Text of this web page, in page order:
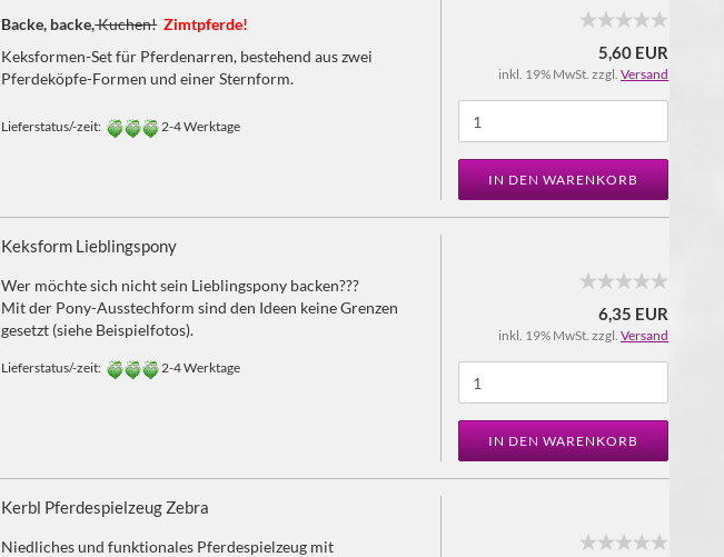
Backe, backe,Kuchen! Zimtpferde!
Keksformen-Set für Pferdenarren, bestehend aus zwei
Pferdeköpfe-Formen und einer Sternform.
Lieferstatus/-zeit: 2-4 Werktage
5,60 EUR
inkl. 19% MwSt. zzgl.Versand
IN DEN WARENKORB
Keksform Lieblingspony
Wer möchte sich nicht sein Lieblingspony backen???
Mit der Pony-Ausstechform sind den Ideen keine Grenzen
gesetzt (siehe Beispielfotos).
Lieferstatus/-zeit: 2-4 Werktage
6,35 EUR
inkl. 19% MwSt. zzgl.Versand
IN DEN WARENKORB
Kerbl Pferdespielzeug Zebra
Niedliches und funktionales Pferdespielzeug mit